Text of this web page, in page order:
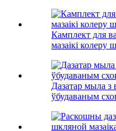
Камплект для
мазаікі колеру
Дазатар мыла з
ўбудаваным